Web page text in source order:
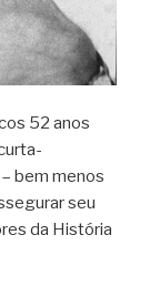
52 anos
bem menos
seu
da História